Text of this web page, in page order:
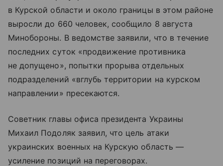
в Курской области и около границы в этом районе
выросли до 660 человек, сообщило 8 августа
Минобороны. В ведомстве заявили, что в течение
последних суток «продвижение противника
не допущено», попытки прорыва отдельных
подразделений «вглубь территории на курском
направлении» пресекаются.
Советник главы офиса президента Украины
Михаил Подоляк заявил, что цель атаки
украинских военных на Курскую область —
усиление позиций на переговорах.